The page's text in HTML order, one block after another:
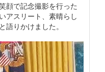
顔で記念撮影を行った
アスリート、素晴らし
語りかけました。